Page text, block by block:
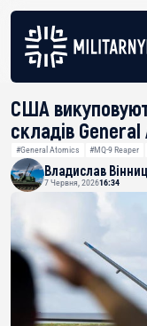
США
складів General
#General Atomics #MQ-9 Reaper
Владислав
7 Червня, 202616:34